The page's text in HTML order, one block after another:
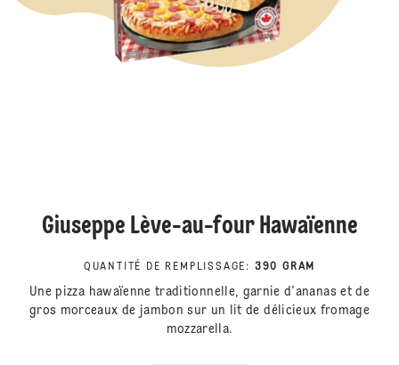
Giuseppe Lève-au-four Hawaïenne
QUANTITÉ DE REMPLISSAGE : 390 GRAM
Une pizza hawaïenne traditionnelle, garnie d'ananas et de
gros morceaux de jambon sur un lit de délicieux fromage
mozzarella.